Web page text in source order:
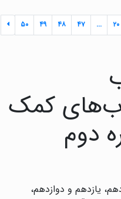
۲۰ ... ۴۷ ۴۸ ۴۹ ۵۰
کمک
دوم
یازدهم و دوازدهم،